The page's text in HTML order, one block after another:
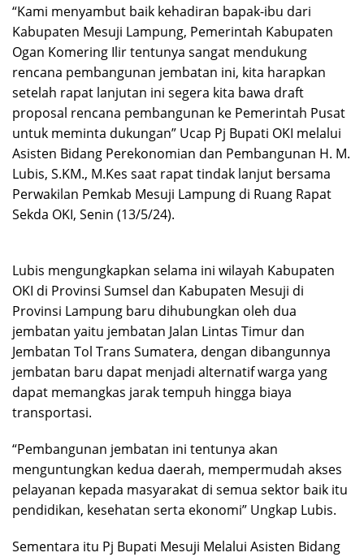
“Kami menyambut baik kehadiran bapak-ibu dari
Kabupaten Mesuji Lampung, Pemerintah Kabupaten
Ogan Komering Ilir tentunya sangat mendukung
rencana pembangunan jembatan ini, kita harapkan
setelah rapat lanjutan ini segera kita bawa draft
proposal rencana pembangunan ke Pemerintah Pusat
untuk meminta dukungan” Ucap Pj Bupati OKI melalui
Asisten Bidang Perekonomian dan Pembangunan H. M.
Lubis, S.KM., M.Kes saat rapat tindak lanjut bersama
Perwakilan Pemkab Mesuji Lampung di Ruang Rapat
Sekda OKI, Senin (13/5/24).
Lubis mengungkapkan selama ini wilayah Kabupaten
OKI di Provinsi Sumsel dan Kabupaten Mesuji di
Provinsi Lampung baru dihubungkan oleh dua
jembatan yaitu jembatan Jalan Lintas Timur dan
Jembatan Tol Trans Sumatera, dengan dibangunnya
jembatan baru dapat menjadi alternatif warga yang
dapat memangkas jarak tempuh hingga biaya
transportasi.
“Pembangunan jembatan ini tentunya akan
menguntungkan kedua daerah, mempermudah akses
pelayanan kepada masyarakat di semua sektor baik itu
pendidikan, kesehatan serta ekonomi” Ungkap Lubis.
Sementara itu Pj Bupati Mesuji Melalui Asisten Bidang